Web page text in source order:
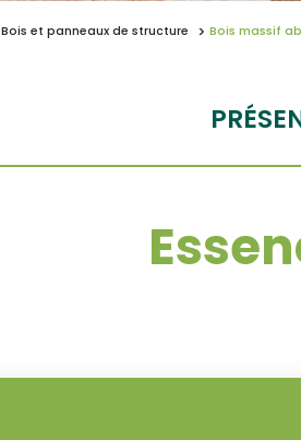
Bois et panneaux de structure Bois massif